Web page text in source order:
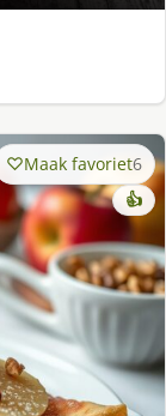
Maak favoriet6
👍